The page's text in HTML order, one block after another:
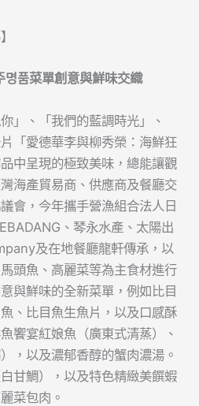
명품菜單創意與鮮味交織
」、「我們的藍調時光」、
「愛德華李與柳秀榮：海鮮狂
中呈現的極致美味，總能讓觀
海產貿易商、供應商及餐廳交
會，今年攜手營漁組合法人日
、琴永水產、太陽出
及在地餐廳龍軒傳承，以
頭魚、高麗菜等為主食材進行
與鮮味的全新菜單，例如比目
、比目魚生魚片，以及口感酥
饗宴紅娘魚（廣東式清蒸）、
，以及濃郁香醇的蟹肉濃湯。
甘鯛），以及特色精緻美饌蝦
菜包肉。